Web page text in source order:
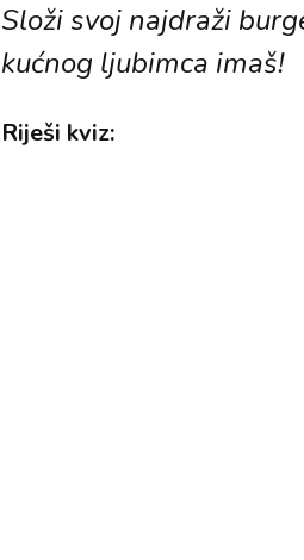
Složi svoj najdraži
kućnog ljubimca imaš!
Riješi kviz: